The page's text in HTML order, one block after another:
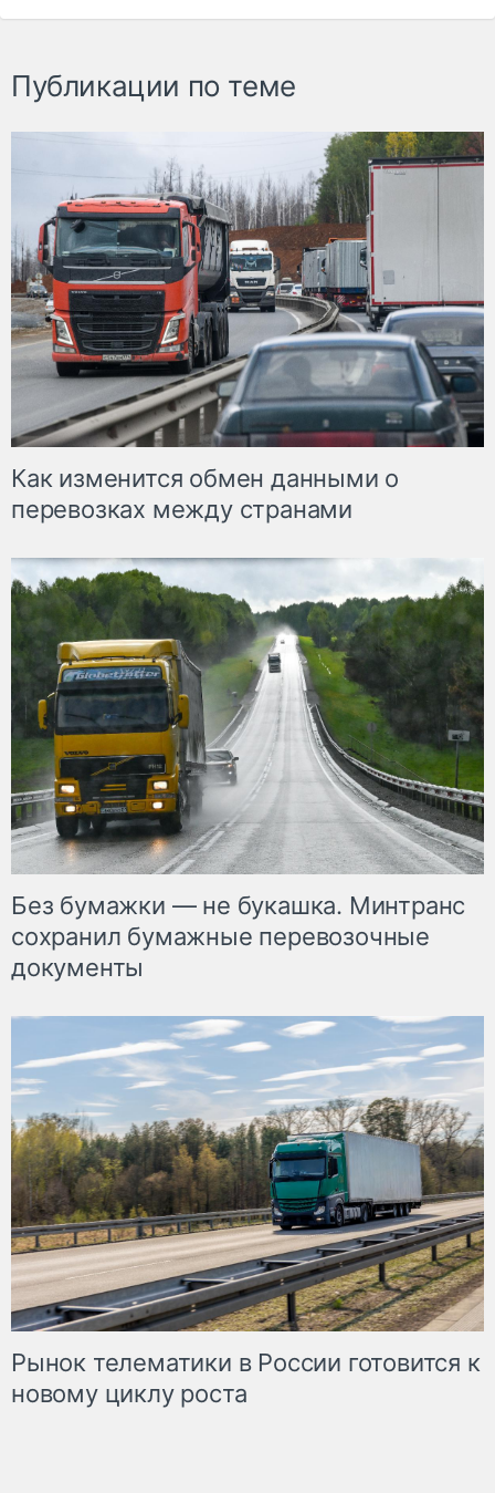
Публикации по теме
Как изменится обмен данными о
перевозках между странами
Без бумажки — не букашка. Минтранс
сохранил бумажные перевозочные
документы
Рынок телематики в России готовится к
новому циклу роста